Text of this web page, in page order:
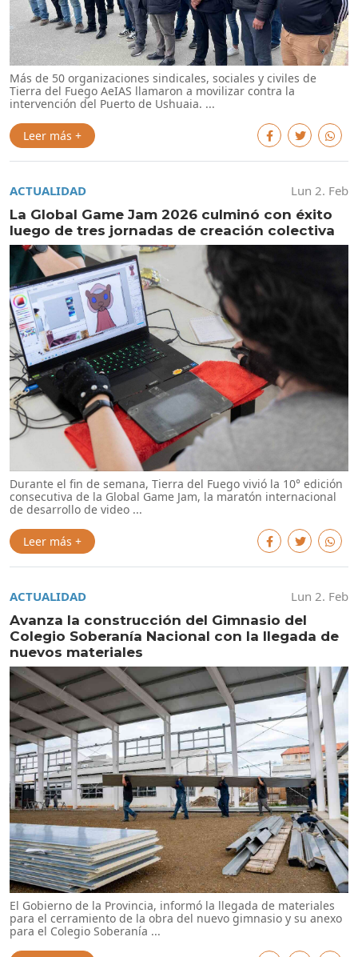
Más de 50 organizaciones sindicales, sociales y civiles de
Tierra del Fuego AeIAS llamaron a movilizar contra la
intervención del Puerto de Ushuaia. ...
Leer más +
ACTUALIDAD
Lun 2. Feb
La Global Game Jam 2026 culminó con éxito
luego de tres jornadas de creación colectiva
Durante el fin de semana, Tierra del Fuego vivió la 10° edición
consecutiva de la Global Game Jam, la maratón internacional
de desarrollo de video ...
Leer más +
ACTUALIDAD
Lun 2. Feb
Avanza la construcción del Gimnasio del
Colegio Soberanía Nacional con la llegada de
nuevos materiales
El Gobierno de la Provincia, informó la llegada de materiales
para el cerramiento de la obra del nuevo gimnasio y su anexo
para el Colegio Soberanía ...